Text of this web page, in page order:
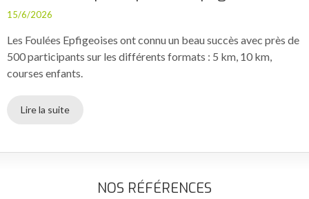
15/6/2026
Les Foulées Epfigeoises ont connu un beau succès avec près de
500 participants sur les différents formats : 5 km, 10 km,
courses enfants.
Lire la suite
NOS RÉFÉRENCES